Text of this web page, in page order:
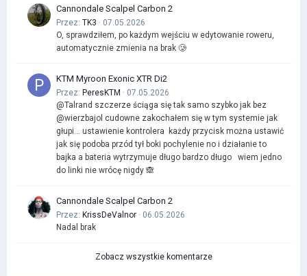
Cannondale Scalpel Carbon 2
Przez: TK3 · 07.05.2026
O, sprawdziłem, po każdym wejściu w edytowanie roweru,
automatycznie zmienia na brak 🥲
KTM Myroon Exonic XTR Di2
Przez: PeresKTM · 07.05.2026
@Talrand szczerze ściąga się tak samo szybko jak bez
@wierzbajol cudowne zakochałem się w tym systemie jak
głupi… ustawienie kontrolera każdy przycisk można ustawić
jak się podoba przód tył boki pochylenie no i działanie to
bajka a bateria wytrzymuje długo bardzo długo wiem jedno
do linki nie wrócę nigdy 🙈
Cannondale Scalpel Carbon 2
Przez: KrissDeValnor · 06.05.2026
Nadal brak
Zobacz wszystkie komentarze